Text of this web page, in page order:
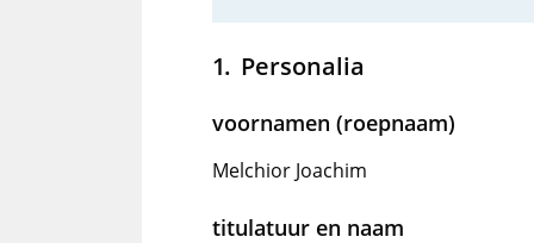
Personalia
voornamen (roepnaam)
Melchior Joachim
titulatuur en naam